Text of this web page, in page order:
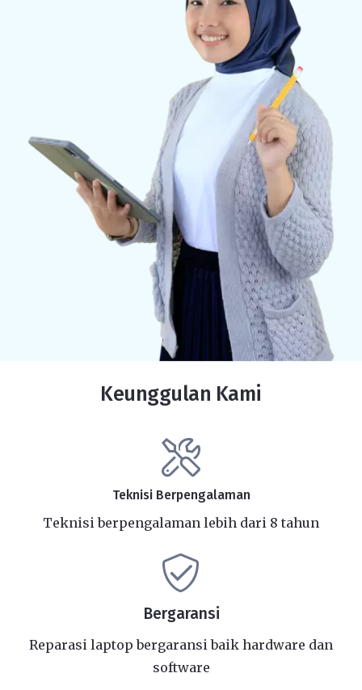
Keunggulan Kami
Teknisi Berpengalaman
Teknisi berpengalaman lebih dari 8 tahun
Bergaransi
Reparasi laptop bergaransi baik hardware dan
software